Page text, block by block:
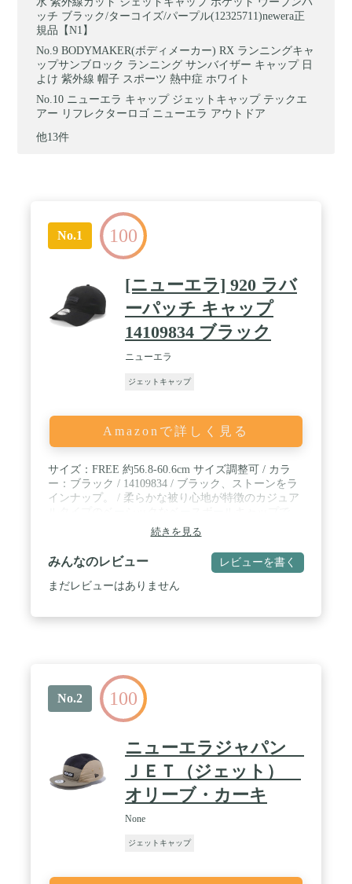
ッチ ブラック/ターコイズ/パープル(12325711)newera正
規品【N1】
BODYMAKER(ボディメーカー) RX ランニングキャ
ップサンブロック ランニング サンバイザー キャップ 日
よけ 紫外線 帽子 スポーツ 熱中症 ホワイト
ニューエラ キャップ ジェットキャップ テックエ
アー リフレクターロゴ ニューエラ アウトドア
他13件
No.1 100
[ニューエラ] 920 ラバ
ーパッチ キャップ
14109834 ブラック
ニューエラ
ジェットキャップ
Amazonで詳しく見る
サイズ：FREE 約56.8-60.6cm サイズ調整可 / カラ
ー：ブラック / 14109834 / ブラック、ストーンをラ
インナップ。 / 柔らかな被り心地が特徴のカジュア
す。ウィメンズにも人気のスタイルです。
続きを見る
みんなのレビュー レビューを書く
まだレビューはありません
No.2 100
ニューエラジャパン
ＪＥＴ（ジェット）
オリーブ・カーキ
None
ジェットキャップ